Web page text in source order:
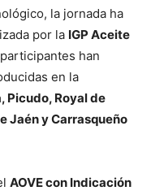
la jornada ha
por la IGP Aceite
han
en la
Picudo, Royal de
Jaén y Carrasqueño
AOVE con Indicación